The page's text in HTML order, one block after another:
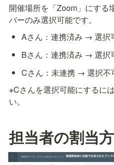
開催場所を「Zoom」にする
バーのみ選択可能です。
Aさん：連携済み → 選択
Bさん：連携済み → 選択
Cさん：未連携 → 選択不
※Cさんを選択可能にするに
い。
担当者の割当